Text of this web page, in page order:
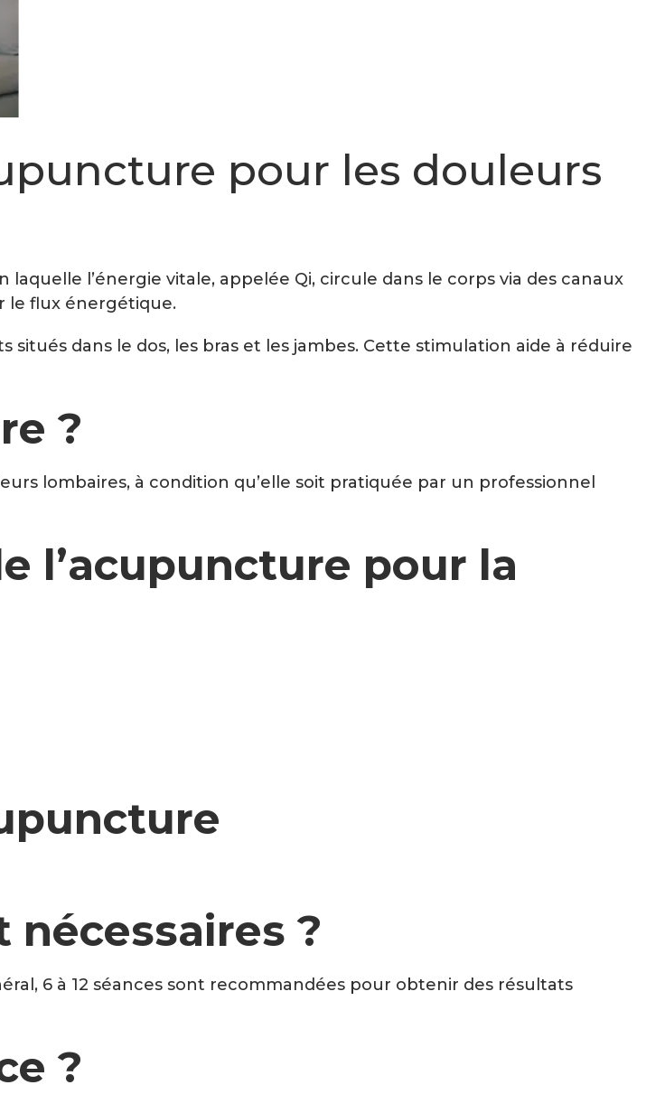
pour les douleurs
l’énergie vitale, appelée Qi, circule dans le corps via des canaux
le flux énergétique.
situés dans le dos, les bras et les jambes. Cette stimulation aide à réduire
?
lombaires, à condition qu’elle soit pratiquée par un professionnel
l’acupuncture pour la
nécessaires ?
6 à 12 séances sont recommandées pour obtenir des résultats
?